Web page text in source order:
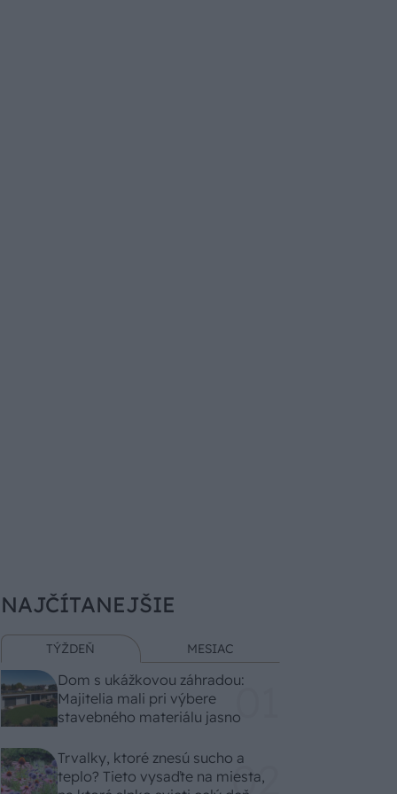
NAJČÍTANEJŠIE
TÝŽDEŇ MESIAC
Dom s ukážkovou záhradou:
Majitelia mali pri výbere
stavebného materiálu jasno
Trvalky, ktoré znesú sucho a
teplo? Tieto vysaďte na miesta,